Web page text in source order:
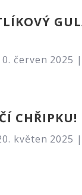
červen 2025
CHŘIPKU!
květen 2025